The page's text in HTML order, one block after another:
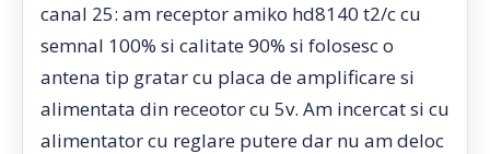
canal 25: am receptor amiko hd8140 t2/c cu
semnal 100% si calitate 90% si folosesc o
antena tip gratar cu placa de amplificare si
alimentata din receotor cu 5v. Am incercat si cu
alimentator cu reglare putere dar nu am deloc